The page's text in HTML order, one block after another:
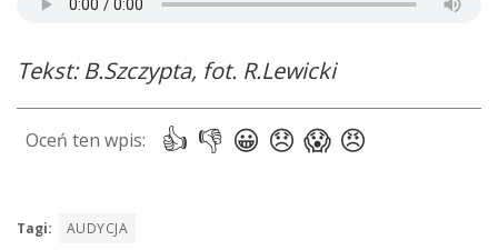
Tekst: B.Szczypta, fot. R.Lewicki
Tagi: AUDYCJA